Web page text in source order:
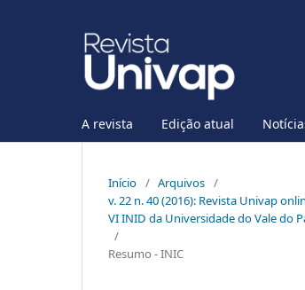
A revista Edição atual
Início / Arquivos /
v. 22 n. 40 (2016): Revista Univap
VI INID da Universidade do Vale do
/
Resumo - INIC